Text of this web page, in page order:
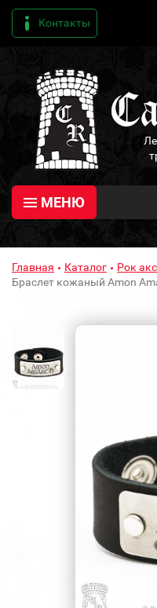
Контакты
МЕНЮ
Главная Каталог Рок
Браслет кожаный Amon